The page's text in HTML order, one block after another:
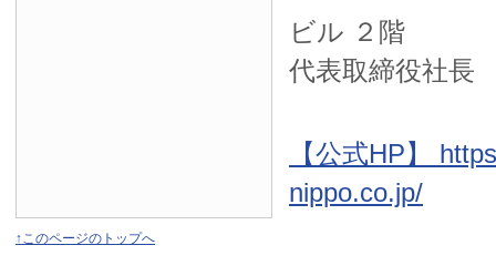
ビル ２階
代表取締役社
【公式HP】
nippo.co.jp/
↑このページのトップへ